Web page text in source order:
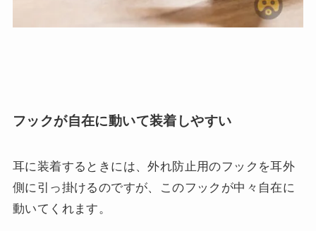
フックが自在に動いて装着しやすい
耳に装着するときには、外れ防止用のフックを耳外
側に引っ掛けるのですが、このフックが中々自在に
動いてくれます。